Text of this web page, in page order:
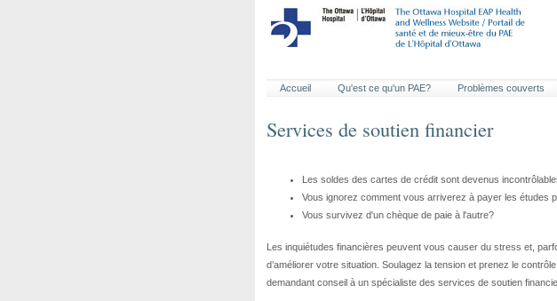
Accueil Qu'est ce qu'un PAE? Problèmes couverts
Services de soutien financier
Les soldes des cartes de crédit sont devenus
Vous ignorez comment vous arriverez à payer les études
Vous survivez d'un chèque de paie à l'autre?
Les inquiétudes financières peuvent vous causer du stress et,
d’améliorer votre situation. Soulagez la tension et prenez le
demandant conseil à un spécialiste des services de soutien